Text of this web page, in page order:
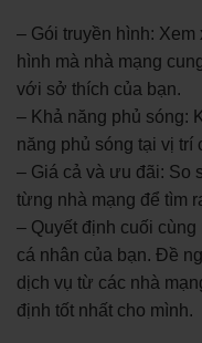
– Gói truyền hình:
hình mà nhà mạng
với sở thích của bạn.
– Khả năng phủ sóng:
năng phủ sóng tại vị trí
– Giá cả và ưu đãi: So
từng nhà mạng để tìm
– Quyết định cuối
cá nhân của bạn. Đề
dịch vụ từ các nhà
định tốt nhất cho mình.